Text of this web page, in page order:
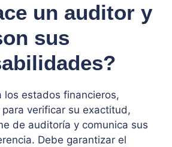
un auditor y
sus
los estados financieros,
verificar su exactitud,
de auditoría y comunica sus
Debe garantizar el